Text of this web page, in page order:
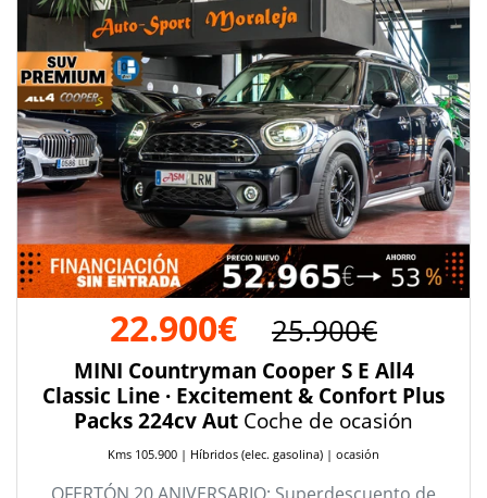
22.900€ 25.900€
MINI Countryman Cooper S E All4
Classic Line · Excitement & Confort Plus
Packs 224cv Aut Coche de ocasión
Kms 105.900 | Híbridos (elec. gasolina) | ocasión